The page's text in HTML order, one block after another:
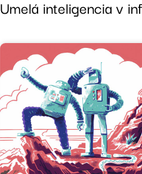
Umelá inteligencia v